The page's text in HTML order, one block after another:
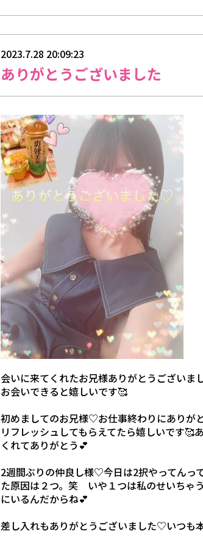
2023.7.28 20:09:23
ありがとうございました
会いに来てくれたお兄様ありがとうござい
お会いできると嬉しいです🥰
初めましてのお兄様♡お仕事終わりにありが
リフレッシュしてもらえてたら嬉しいです
くれてありがとう💕
2週間ぶりの仲良し様♡今日は2択やってんっ
た原因は２つ。笑 いや１つは私のせいちゃ
にいるんだからね💕
差し入れもありがとうございました♡いつ